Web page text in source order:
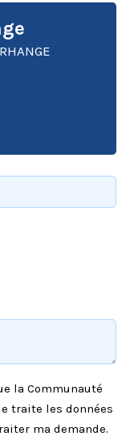
la Communauté
traite les données
ma demande.